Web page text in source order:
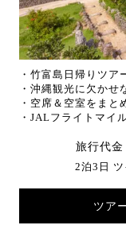
・竹富島日帰りツア
・沖縄観光に欠かせ
・空席＆空室をまと
・JALフライトマイ
旅行代金
2泊3日 ツ
ツア